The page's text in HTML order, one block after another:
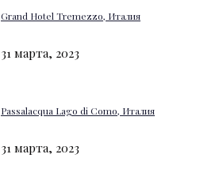
Grand Hotel Tremezzo, Италия
31 марта, 2023
Passalacqua Lago di Como, Италия
31 марта, 2023